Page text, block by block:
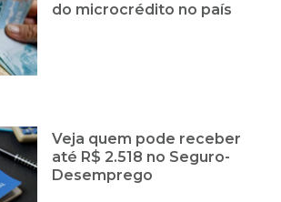
do microcrédito no país
Veja quem pode receber
até R$ 2.518 no Seguro-
Desemprego